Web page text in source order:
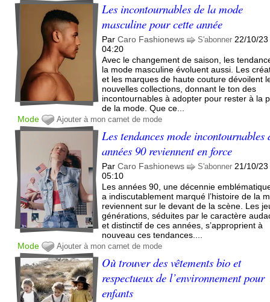
Les incontournables de la mode
masculine pour cette année
ParCaro Fashionews S'abonner 22/10/23
04:20
Avec le changement de saison, les
la mode masculine évoluent aussi. Les
et les marques de haute couture dévoilent
nouvelles collections, donnant le ton des
incontournables à adopter pour rester à la
de la mode. Que ce...
Mode
Ajouter à mon carnet de mode
Les tendances mode incontournables
années 90 reviennent en force
ParCaro Fashionews S'abonner 21/10/23
05:10
Les années 90, une décennie
a indiscutablement marqué l’histoire de la
reviennent sur le devant de la scène. Les
générations, séduites par le caractère
et distinctif de ces années, s’approprient à
nouveau ces tendances....
Mode
Ajouter à mon carnet de mode
Où trouver des vêtements bio et
respectueux de l’environnement pour
enfants